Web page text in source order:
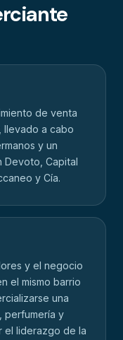
de venta
llevado a cabo
y un
Devoto, Capital
y Cía.
y el negocio
el mismo barrio
una
perfumería y
el liderazgo de la